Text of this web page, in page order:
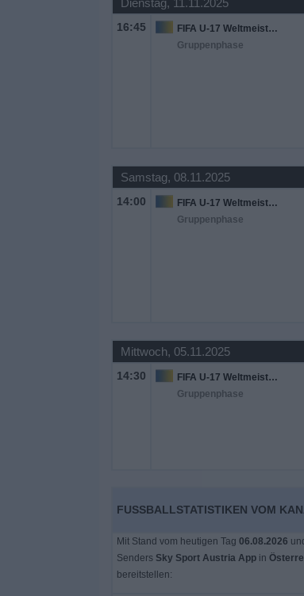
Dienstag, 11.11.2025
16:45
FIFA U-17 Weltmeisterschaft
Gruppenphase
Samstag, 08.11.2025
14:00
FIFA U-17 Weltmeisterschaft
Gruppenphase
Mittwoch, 05.11.2025
14:30
FIFA U-17 Weltmeisterschaft
Gruppenphase
FUSSBALLSTATISTIKEN VOM
Mit Stand vom heutigen Tag 06.08.2026
Senders Sky Sport Austria Appin
bereitstellen: